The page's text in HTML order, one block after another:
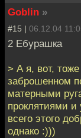
Goblin »
#15 | 06.12.04
2 Ебурашка
> А я, вот,
заброшенном
матерными
проклятиями и
всего этого
однако :)))